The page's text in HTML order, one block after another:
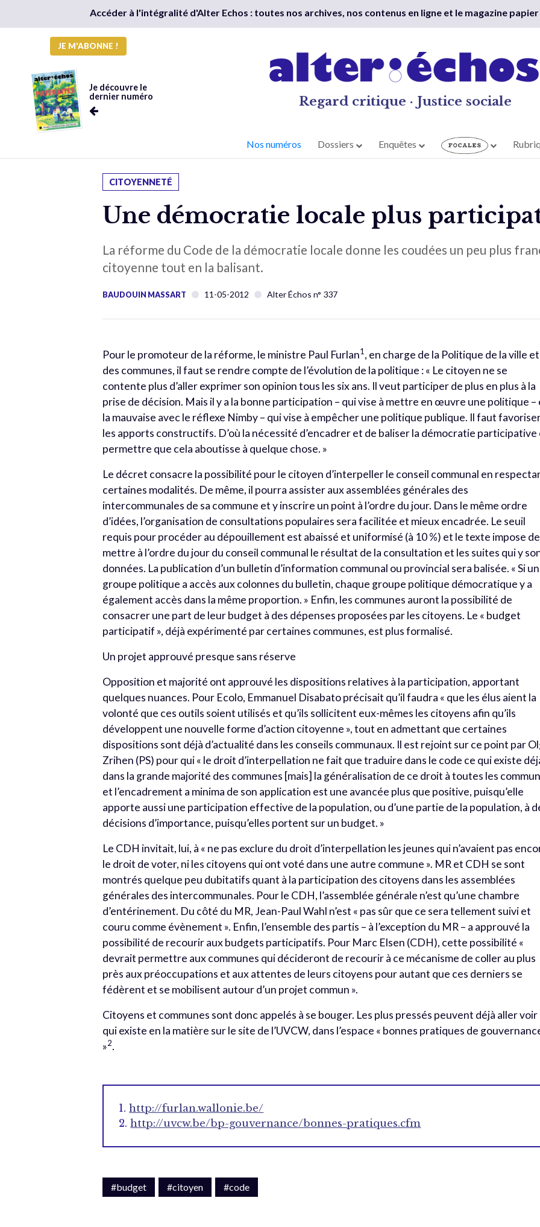
Accéder à l'intégralité d'Alter Echos : toutes nos archives, nos contenus en ligne et le magazine papier
JE M'ABONNE !
Je découvre le
dernier numéro
Regard critique · Justice sociale
Nos numéros Dossiers Enquêtes
CITOYENNETÉ
Une démocratie locale plus
La réforme du Code de la démocratie locale donne les coudées un peu plus
citoyenne tout en la balisant.
BAUDOUIN MASSART 11-05-2012 Alter Échos n° 337
Pour le promoteur de la réforme, le ministre Paul Furlan1, en charge de la Politique de la ville et
des communes, il faut se rendre compte de l’évolution de la politique : « Le citoyen ne se
contente plus d’aller exprimer son opinion tous les six ans. Il veut participer de plus en plus à la
prise de décision. Mais il y a la bonne participation – qui vise à mettre en œuvre une politique –
la mauvaise avec le réflexe Nimby – qui vise à empêcher une politique publique. Il faut
les apports constructifs. D’où la nécessité d’encadrer et de baliser la démocratie participative
permettre que cela aboutisse à quelque chose. »
Le décret consacre la possibilité pour le citoyen d’interpeller le conseil communal en
certaines modalités. De même, il pourra assister aux assemblées générales des
intercommunales de sa commune et y inscrire un point à l’ordre du jour. Dans le même ordre
d’idées, l’organisation de consultations populaires sera facilitée et mieux encadrée. Le seuil
requis pour procéder au dépouillement est abaissé et uniformisé (à 10 %) et le texte impose de
mettre à l’ordre du jour du conseil communal le résultat de la consultation et les suites qui y
données. La publication d’un bulletin d’information communal ou provincial sera balisée. « Si un
groupe politique a accès aux colonnes du bulletin, chaque groupe politique démocratique y a
également accès dans la même proportion. » Enfin, les communes auront la possibilité de
consacrer une part de leur budget à des dépenses proposées par les citoyens. Le « budget
participatif », déjà expérimenté par certaines communes, est plus formalisé.
Un projet approuvé presque sans réserve
Opposition et majorité ont approuvé les dispositions relatives à la participation, apportant
quelques nuances. Pour Ecolo, Emmanuel Disabato précisait qu’il faudra « que les élus aient la
volonté que ces outils soient utilisés et qu’ils sollicitent eux-mêmes les citoyens afin qu’ils
développent une nouvelle forme d’action citoyenne », tout en admettant que certaines
dispositions sont déjà d’actualité dans les conseils communaux. Il est rejoint sur ce point par
Zrihen (PS) pour qui « le droit d’interpellation ne fait que traduire dans le code ce qui existe
dans la grande majorité des communes [mais] la généralisation de ce droit à toutes les
et l’encadrement a minima de son application est une avancée plus que positive, puisqu’elle
apporte aussi une participation effective de la population, ou d’une partie de la population, à
décisions d’importance, puisqu’elles portent sur un budget. »
Le CDH invitait, lui, à « ne pas exclure du droit d’interpellation les jeunes qui n’avaient pas
le droit de voter, ni les citoyens qui ont voté dans une autre commune ». MR et CDH se sont
montrés quelque peu dubitatifs quant à la participation des citoyens dans les assemblées
générales des intercommunales. Pour le CDH, l’assemblée générale n’est qu’une chambre
d’entérinement. Du côté du MR, Jean-Paul Wahl n’est « pas sûr que ce sera tellement suivi et
couru comme évènement ». Enfin, l’ensemble des partis – à l’exception du MR – a approuvé la
possibilité de recourir aux budgets participatifs. Pour Marc Elsen (CDH), cette possibilité «
devrait permettre aux communes qui décideront de recourir à ce mécanisme de coller au plus
près aux préoccupations et aux attentes de leurs citoyens pour autant que ces derniers se
fédèrent et se mobilisent autour d’un projet commun ».
Citoyens et communes sont donc appelés à se bouger. Les plus pressés peuvent déjà aller voir
qui existe en la matière sur le site de l’UVCW, dans l’espace « bonnes pratiques de
»2.
1.http://furlan.wallonie.be/
2.http://uvcw.be/bp-gouvernance/bonnes-pratiques.cfm
#budget #citoyen #code